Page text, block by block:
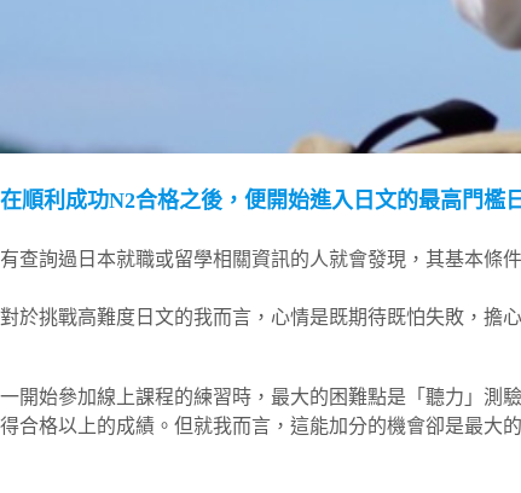
在順利成功N2合格之後，便開始進入日文的最高門檻
有查詢過日本就職或留學相關資訊的人就會發現，其基本條
對於挑戰高難度日文的我而言，心情是既期待既怕失敗，擔
一開始參加線上課程的練習時，最大的困難點是「聽力」測
得合格以上的成績。但就我而言，這能加分的機會卻是最大